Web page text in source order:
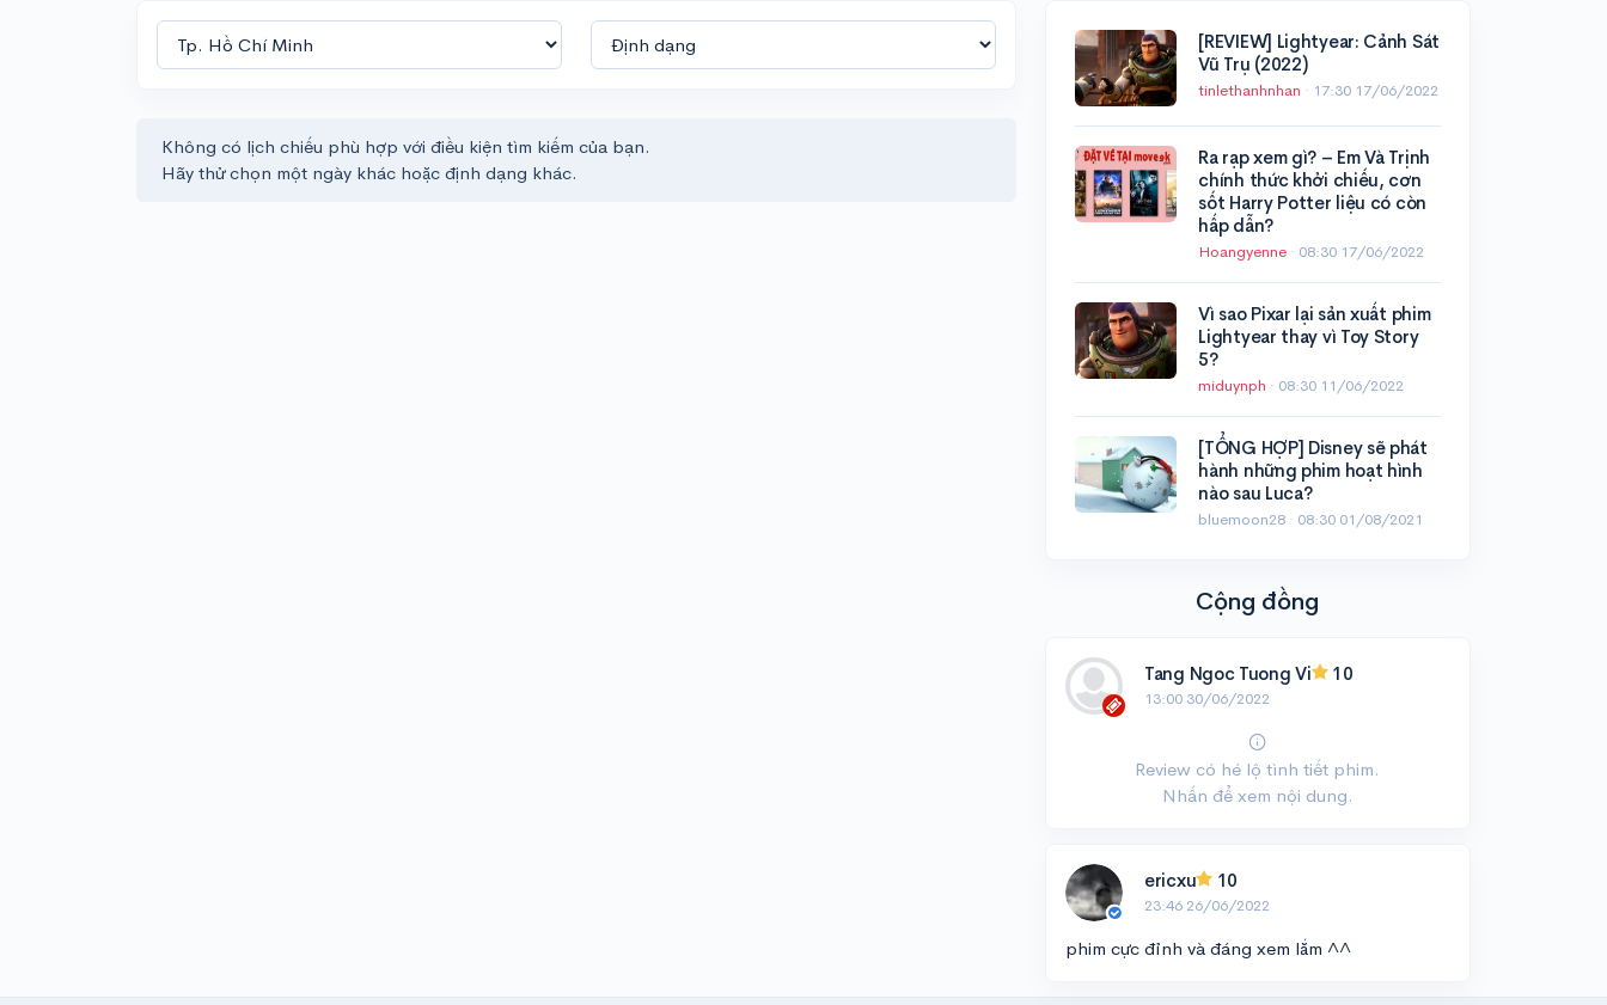
Không có lịch chiếu phù hợp với điều kiện tìm kiếm của bạn.
Hãy thử chọn một ngày khác hoặc định dạng khác.
[REVIEW] Lightyear: Cảnh Sát
Vũ Trụ (2022)
tinlethanhnhan · 17:30 17/06/2022
Ra rạp xem gì? – Em Và Trịnh
chính thức khởi chiếu, cơn
sốt Harry Potter liệu có còn
hấp dẫn?
Hoangyenne · 08:30 17/06/2022
Vì sao Pixar lại sản xuất phim
Lightyear thay vì Toy Story
5?
miduynph · 08:30 11/06/2022
[TỔNG HỢP] Disney sẽ phát
hành những phim hoạt hình
nào sau Luca?
bluemoon28 · 08:30 01/08/2021
Cộng đồng
Tang Ngoc Tuong Vi 10
13:00 30/06/2022
Review có hé lộ tình tiết phim.
Nhấn để xem nội dung.
ericxu 10
23:46 26/06/2022
phim cực đỉnh và đáng xem lắm ^^